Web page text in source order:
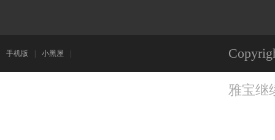
手机版 | 小黑屋 |
雅宝继